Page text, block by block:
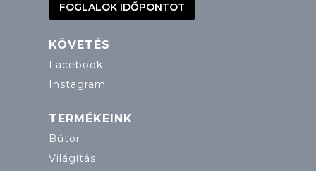
FOGLALOK IDŐPONTOT
KÖVETÉS
Facebook
Instagram
TERMÉKEINK
Bútor
Világítás